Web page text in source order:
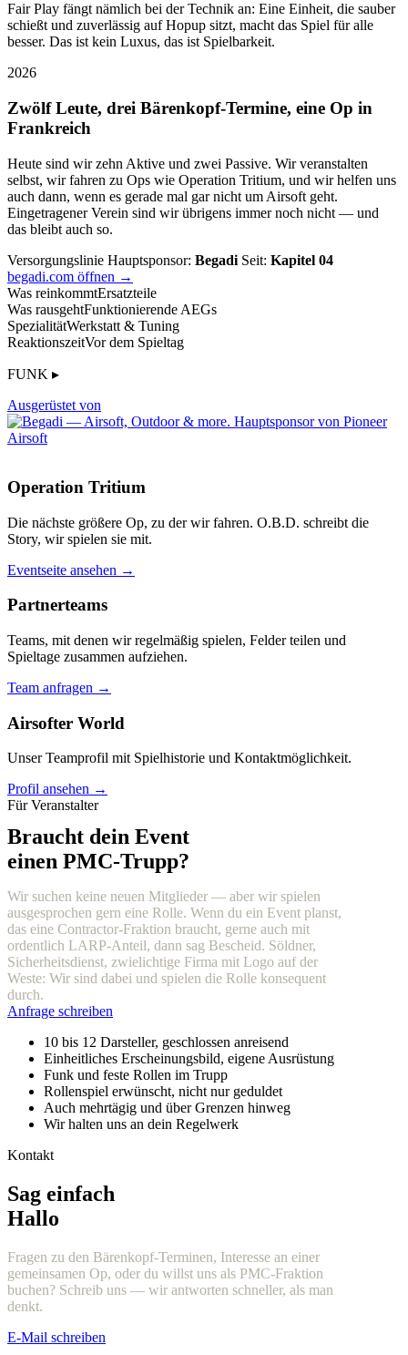
Fair Play fängt nämlich bei der Technik an: Eine Einheit, die sauber
schießt und zuverlässig auf Hopup sitzt, macht das Spiel für alle
besser. Das ist kein Luxus, das ist Spielbarkeit.
2026
Zwölf Leute, drei Bärenkopf-Termine, eine Op in
Frankreich
Heute sind wir zehn Aktive und zwei Passive. Wir veranstalten
selbst, wir fahren zu Ops wie Operation Tritium, und wir helfen uns
auch dann, wenn es gerade mal gar nicht um Airsoft geht.
Eingetragener Verein sind wir übrigens immer noch nicht — und
das bleibt auch so.
Versorgungslinie Hauptsponsor: Begadi Seit: Kapitel 04
begadi.com öffnen →
Was reinkommtErsatzteile
Was rausgehtFunktionierende AEGs
SpezialitätWerkstatt & Tuning
ReaktionszeitVor dem Spieltag
FUNK ▸
Ausgerüstet von
Operation Tritium
Die nächste größere Op, zu der wir fahren. O.B.D. schreibt die
Story, wir spielen sie mit.
Eventseite ansehen →
Partnerteams
Teams, mit denen wir regelmäßig spielen, Felder teilen und
Spieltage zusammen aufziehen.
Team anfragen →
Airsofter World
Unser Teamprofil mit Spielhistorie und Kontaktmöglichkeit.
Profil ansehen →
Für Veranstalter
Braucht dein Event
einen PMC-Trupp?
Wir suchen keine neuen Mitglieder — aber wir spielen
ausgesprochen gern eine Rolle. Wenn du ein Event planst,
das eine Contractor-Fraktion braucht, gerne auch mit
ordentlich LARP-Anteil, dann sag Bescheid. Söldner,
Sicherheitsdienst, zwielichtige Firma mit Logo auf der
Weste: Wir sind dabei und spielen die Rolle konsequent
durch.
Anfrage schreiben
10 bis 12 Darsteller, geschlossen anreisend
Einheitliches Erscheinungsbild, eigene Ausrüstung
Funk und feste Rollen im Trupp
Rollenspiel erwünscht, nicht nur geduldet
Auch mehrtägig und über Grenzen hinweg
Wir halten uns an dein Regelwerk
Kontakt
Sag einfach
Hallo
Fragen zu den Bärenkopf-Terminen, Interesse an einer
gemeinsamen Op, oder du willst uns als PMC-Fraktion
buchen? Schreib uns — wir antworten schneller, als man
denkt.
E-Mail schreiben